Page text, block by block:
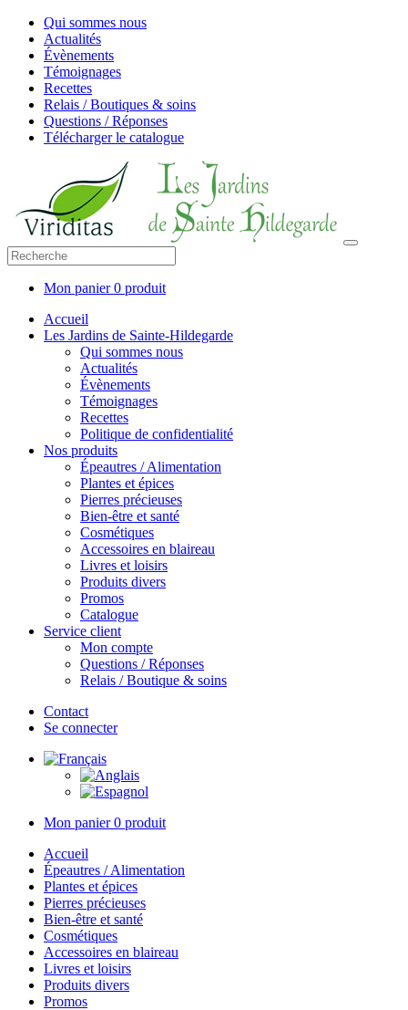
Qui sommes nous
Actualités
Évènements
Témoignages
Recettes
Relais / Boutiques & soins
Questions / Réponses
Télécharger le catalogue
Mon panier0 produit
Accueil
Les Jardins de Sainte-Hildegarde
Qui sommes nous
Actualités
Évènements
Témoignages
Recettes
Politique de confidentialité
Nos produits
Épeautres / Alimentation
Plantes et épices
Pierres précieuses
Bien-être et santé
Cosmétiques
Accessoires en blaireau
Livres et loisirs
Produits divers
Promos
Catalogue
Service client
Mon compte
Questions / Réponses
Relais / Boutique & soins
Contact
Se connecter
Mon panier0 produit
Accueil
Épeautres / Alimentation
Plantes et épices
Pierres précieuses
Bien-être et santé
Cosmétiques
Accessoires en blaireau
Livres et loisirs
Produits divers
Promos